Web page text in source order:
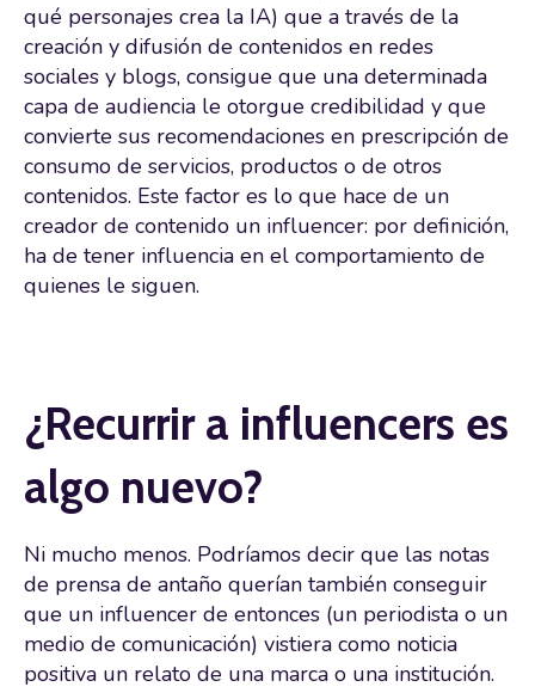
qué personajes crea la IA) que a través de la
creación y difusión de contenidos en redes
sociales y blogs, consigue que una determinada
capa de audiencia le otorgue credibilidad y que
convierte sus recomendaciones en prescripción de
consumo de servicios, productos o de otros
contenidos. Este factor es lo que hace de un
creador de contenido un influencer: por definición,
ha de tener influencia en el comportamiento de
quienes le siguen.
¿Recurrir a influencers es
algo nuevo?
Ni mucho menos. Podríamos decir que las notas
de prensa de antaño querían también conseguir
que un influencer de entonces (un periodista o un
medio de comunicación) vistiera como noticia
positiva un relato de una marca o una institución.